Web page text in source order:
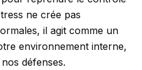
ne crée pas
il agit comme un
environnement interne,
défenses.